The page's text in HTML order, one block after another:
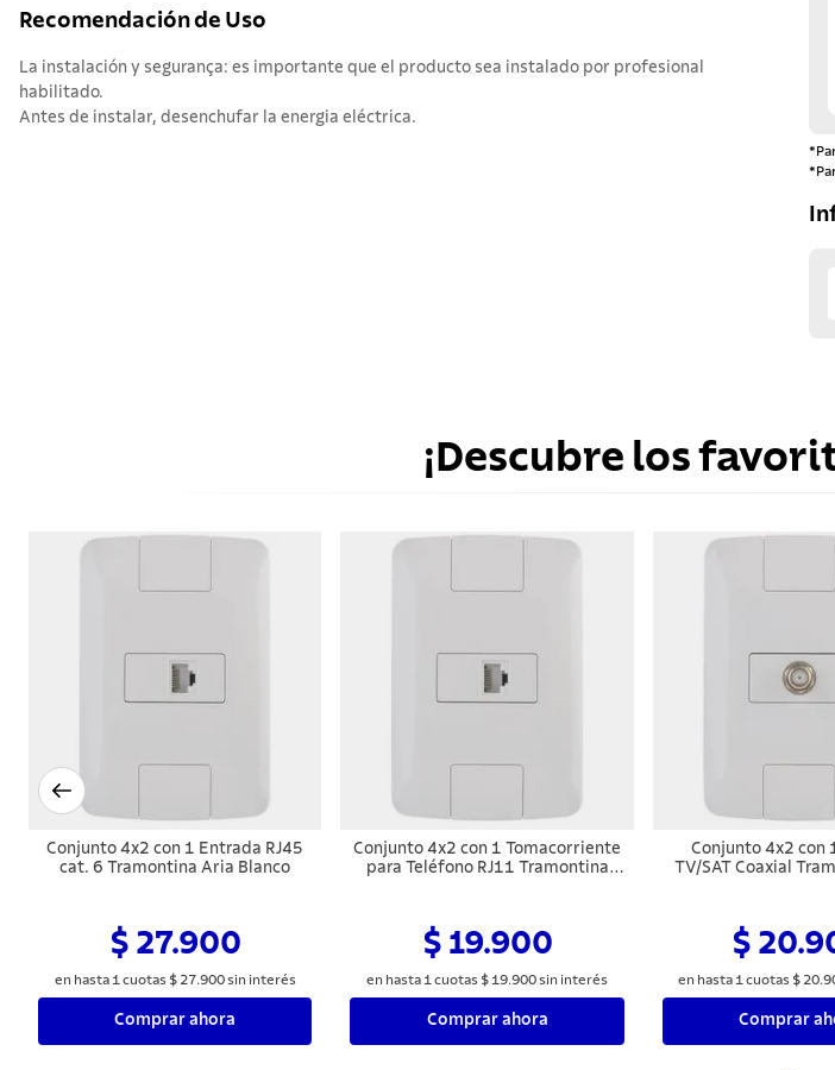
Recomendación de Uso
La instalación y segurança: es importante que el producto sea instalado por profesional
habilitado.
Antes de instalar, desenchufar la energia eléctrica.
¡Descubre los
Conjunto 4x2 con 1 Entrada RJ45
cat. 6 Tramontina Aria Blanco
$ 27.900
en hasta 1 cuotas $ 27.900sin interés
Comprar ahora
Conjunto 4x2 con 1 Tomacorriente
para Teléfono RJ11 Tramontina
$ 19.900
en hasta 1 cuotas $ 19.900sin interés
Comprar ahora
Conjunto 4x2 con
TV/SAT Coaxial
$
en hasta 1 cuotas $ 20.
Comprar